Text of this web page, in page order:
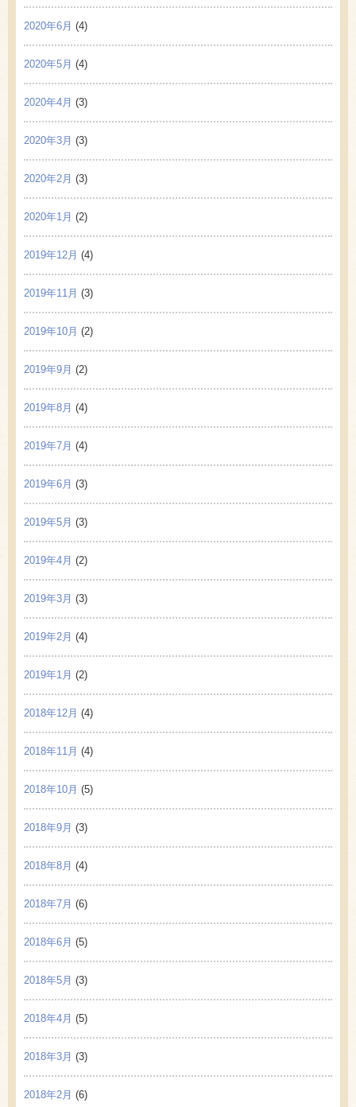
2020年6月 (4)
2020年5月 (4)
2020年4月 (3)
2020年3月 (3)
2020年2月 (3)
2020年1月 (2)
2019年12月 (4)
2019年11月 (3)
2019年10月 (2)
2019年9月 (2)
2019年8月 (4)
2019年7月 (4)
2019年6月 (3)
2019年5月 (3)
2019年4月 (2)
2019年3月 (3)
2019年2月 (4)
2019年1月 (2)
2018年12月 (4)
2018年11月 (4)
2018年10月 (5)
2018年9月 (3)
2018年8月 (4)
2018年7月 (6)
2018年6月 (5)
2018年5月 (3)
2018年4月 (5)
2018年3月 (3)
2018年2月 (6)